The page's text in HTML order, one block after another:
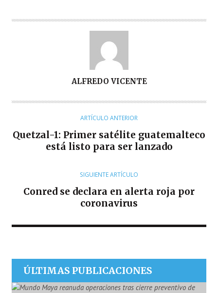
T
ALFREDO VICENTE
ARTÍCULO ANTERIOR
Quetzal-1: Primer satélite guatemalteco
está listo para ser lanzado
SIGUIENTE ARTÍCULO
Conred se declara en alerta roja por
coronavirus
ÚLTIMAS PUBLICACIONES